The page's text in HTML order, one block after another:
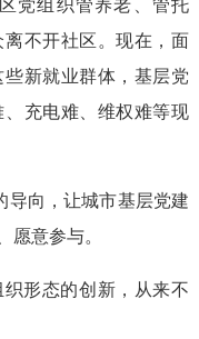
党组织管养老、管托
不开社区。现在，面
新就业群体，基层党
充电难、维权难等现
导向，让城市基层党建
愿意参与。
形态的创新，从来不